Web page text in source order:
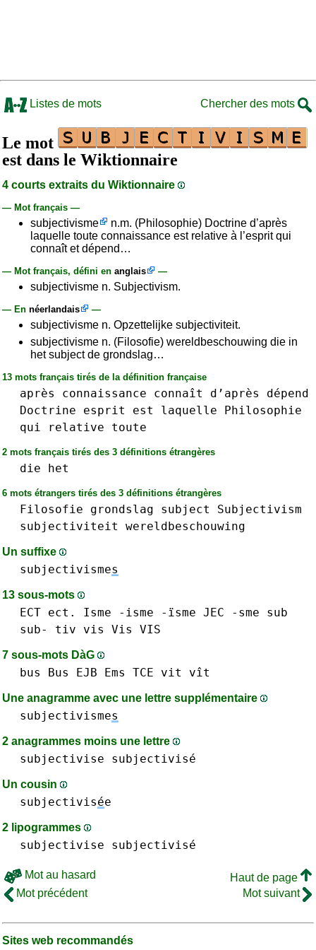
Listes de mots Chercher des mots
Le mot
est dans le Wiktionnaire
4 courts extraits du Wiktionnaire
— Mot français —
subjectivisme
n.m. (Philosophie) Doctrine d’après
laquelle toute connaissance est relative à l’esprit qui
connaît et dépend…
— Mot français, défini en anglais —
subjectivisme n. Subjectivism.
— En néerlandais —
subjectivisme n. Opzettelijke subjectiviteit.
subjectivisme n. (Filosofie) wereldbeschouwing die in
het subject de grondslag…
13 mots français tirés de la définition française
après connaissance connaît d’après
dépend
Doctrine
esprit est laquelle
Philosophie
qui
relative toute
2 mots français tirés des 3 définitions étrangères
die het
6 mots étrangers tirés des 3 définitions étrangères
Filosofie grondslag subject
Subjectivism
subjectiviteit
wereldbeschouwing
Un suffixe
subjectivismes
13 sous-mots
ECT ect. Isme -isme -ïsme JEC -sme
sub
sub-
tiv vis Vis VIS
7 sous-mots DàG
bus Bus EJB Ems TCE vit vît
Une anagramme avec une lettre supplémentaire
subjectivismes
2 anagrammes moins une lettre
subjectivise subjectivisé
Un cousin
subjectivisée
2 lipogrammes
subjectivise subjectivisé
Mot au hasard
Haut de page
Mot précédent
Mot suivant
Sites web recommandés